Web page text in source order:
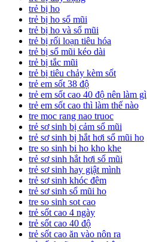
trẻ bị ho
trẻ bị ho sổ mũi
trẻ bị ho và sổ mũi
trẻ bị rối loạn tiêu hóa
trẻ bị sổ mũi kéo dài
trẻ bị tắc mũi
trẻ bị tiêu chảy kèm sốt
trẻ em sốt 38 độ
trẻ em sốt cao 40 độ nên làm gì
trẻ em sốt cao thì làm thế nào
tre moc rang nao truoc
trẻ sơ sinh bị cảm sổ mũi
trẻ sơ sinh bị hắt hơi sổ mũi ho
tre so sinh bi ho kho khe
trẻ sơ sinh hắt hơi sổ mũi
trẻ sơ sinh hay giật mình
trẻ sơ sinh khóc đêm
trẻ sơ sinh sổ mũi ho
tre so sinh sot cao
trẻ sốt cao 4 ngày
trẻ sốt cao 40 độ
trẻ sốt cao ăn vào nôn ra